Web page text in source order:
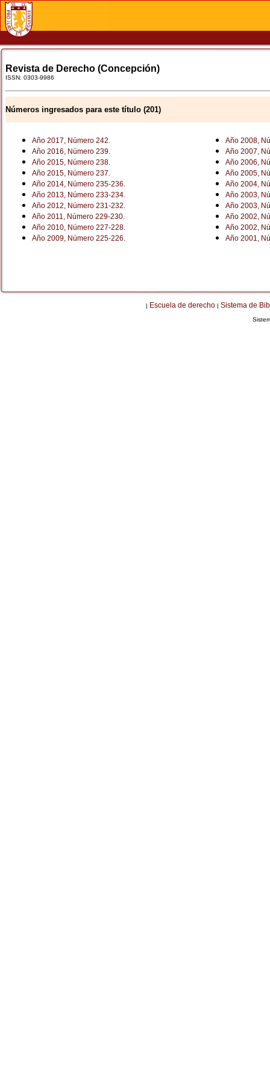
Revista de Derecho (Concepción)
ISSN: 0303-9986
Números ingresados para este título (201)
Año 2017, Número 242.
Año 2016, Número 239.
Año 2015, Número 238.
Año 2015, Número 237.
Año 2014, Número 235-236.
Año 2013, Número 233-234.
Año 2012, Número 231-232.
Año 2011, Número 229-230.
Año 2010, Número 227-228.
Año 2009, Número 225-226.
Año 2008,
Año 2007,
Año 2006,
Año 2005,
Año 2004,
Año 2003,
Año 2003,
Año 2002,
Año 2002,
Año 2001,
| Escuela de derecho | Sistema de